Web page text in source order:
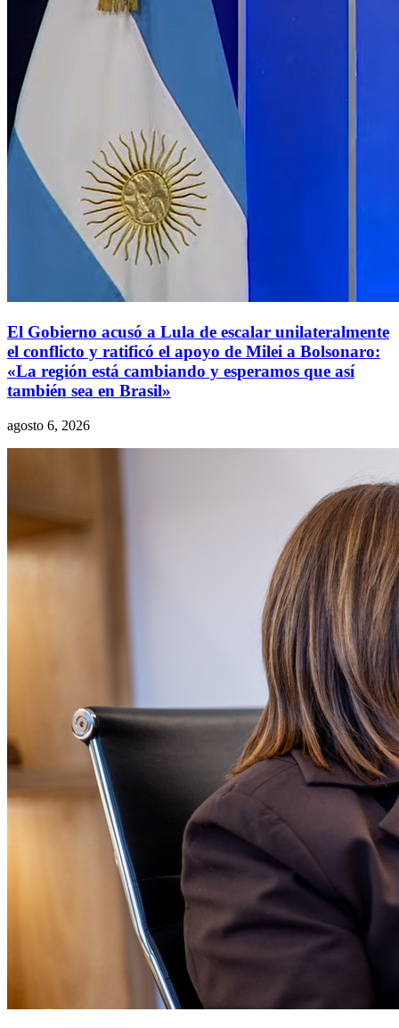
El Gobierno acusó a Lula de escalar unilateralmente
el conflicto y ratificó el apoyo de Milei a Bolsonaro:
«La región está cambiando y esperamos que así
también sea en Brasil»
agosto 6, 2026